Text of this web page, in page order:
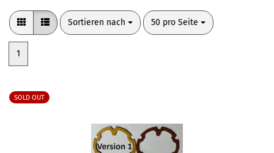
Sortieren nach
Sortieren nach 50 pro Seite
pro Seite
1
SOLD OUT